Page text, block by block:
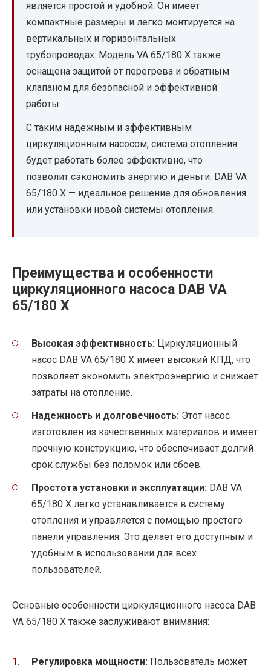
является простой и удобной. Он имеет
компактные размеры и легко монтируется на
вертикальных и горизонтальных
трубопроводах. Модель VA 65/180 X также
оснащена защитой от перегрева и обратным
клапаном для безопасной и эффективной
работы.
С таким надежным и эффективным
циркуляционным насосом, система отопления
будет работать более эффективно, что
позволит сэкономить энергию и деньги. DAB VA
65/180 X — идеальное решение для обновления
или установки новой системы отопления.
Преимущества и особенности
циркуляционного насоса DAB VA
65/180 X
Высокая эффективность: Циркуляционный
насос DAB VA 65/180 X имеет высокий КПД, что
позволяет экономить электроэнергию и снижает
затраты на отопление.
Надежность и долговечность: Этот насос
изготовлен из качественных материалов и имеет
прочную конструкцию, что обеспечивает долгий
срок службы без поломок или сбоев.
Простота установки и эксплуатации: DAB VA
65/180 X легко устанавливается в систему
отопления и управляется с помощью простого
панели управления. Это делает его доступным и
удобным в использовании для всех
пользователей.
Основные особенности циркуляционного насоса DAB
VA 65/180 X также заслуживают внимания:
Регулировка мощности: Пользователь может